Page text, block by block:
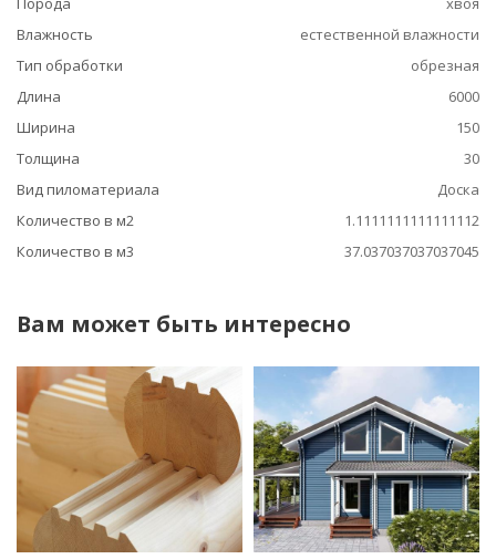
Влажность
естественной влажности
Тип обработки
обрезная
Длина
6000
Ширина
150
Толщина
30
Вид пиломатериала
Доска
Количество в м2
1.1111111111111112
Количество в м3
37.037037037037045
Вам может быть интересно